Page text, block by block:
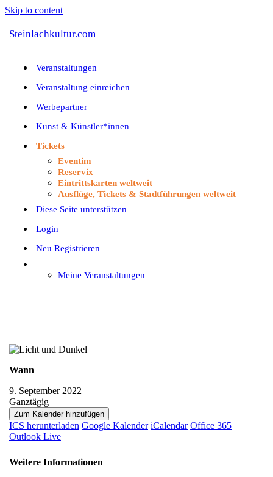
Skip to content
Steinlachkultur.com
Veranstaltungen
Veranstaltung einreichen
Werbepartner
Kunst & Künstler*innen
Tickets
Eventim
Reservix
Eintrittskarten weltweit
Ausflüge, Tickets & Stadtführungen weltweit
Diese Seite unterstützen
Login
Neu Registrieren
Meine Veranstaltungen
Wann
9. September 2022
Ganztägig
Zum Kalender hinzufügen
ICS herunterladen Google Kalender iCalendar Office 365
Outlook Live
Weitere Informationen